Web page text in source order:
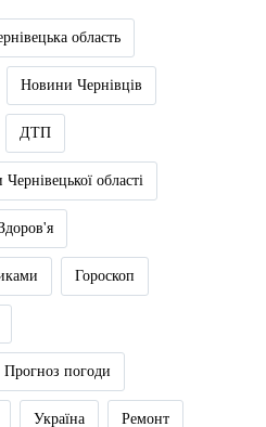
область
Новини Чернівців
ДТП
області
Гороскоп
Прогноз погоди
Україна Ремонт